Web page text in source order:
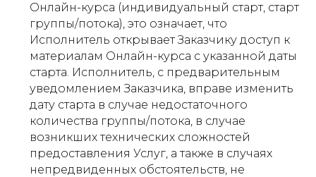
Онлайн-курса (индивидуальный старт, старт
группы/потока), это означает, что
Исполнитель открывает Заказчику доступ к
материалам Онлайн-курса с указанной даты
старта. Исполнитель, с предварительным
уведомлением Заказчика, вправе изменить
дату старта в случае недостаточного
количества группы/потока, в случае
возникших технических сложностей
предоставления Услуг, а также в случаях
непредвиденных обстоятельств, не